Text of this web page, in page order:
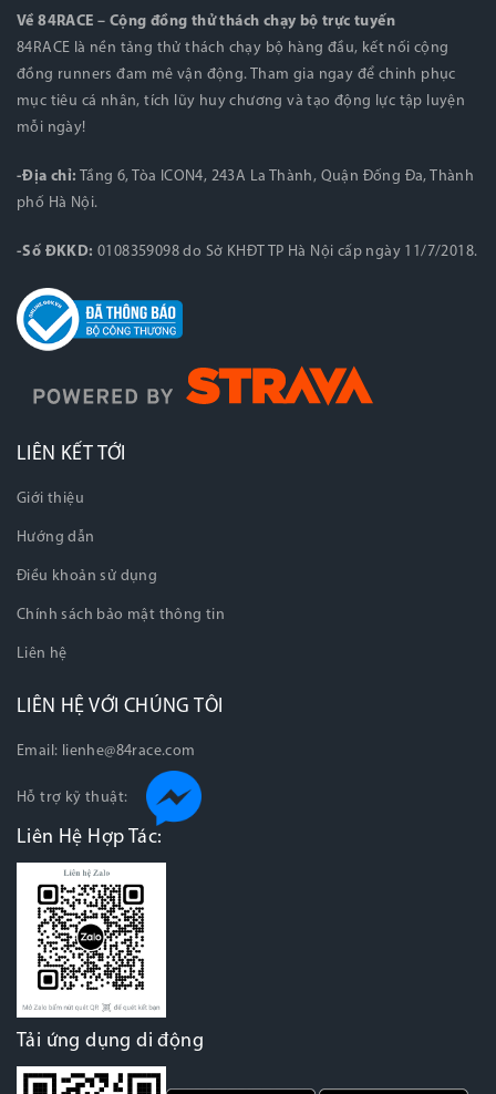
Về 84RACE – Cộng đồng thử thách chạy bộ trực tuyến
84RACE là nền tảng thử thách chạy bộ hàng đầu, kết nối cộng
đồng runners đam mê vận động. Tham gia ngay để chinh phục
mục tiêu cá nhân, tích lũy huy chương và tạo động lực tập luyện
mỗi ngày!
-Địa chỉ: Tầng 6, Tòa ICON4, 243A La Thành, Quận Đống Đa, Thành
phố Hà Nội.
-Số ĐKKD: 0108359098 do Sở KHĐT TP Hà Nội cấp ngày 11/7/2018.
LIÊN KẾT TỚI
Giới thiệu
Hướng dẫn
Điều khoản sử dụng
Chính sách bảo mật thông tin
Liên hệ
LIÊN HỆ VỚI CHÚNG TÔI
Email: lienhe@84race.com
Hỗ trợ kỹ thuật:
Liên Hệ Hợp Tác:
Tải ứng dụng di động